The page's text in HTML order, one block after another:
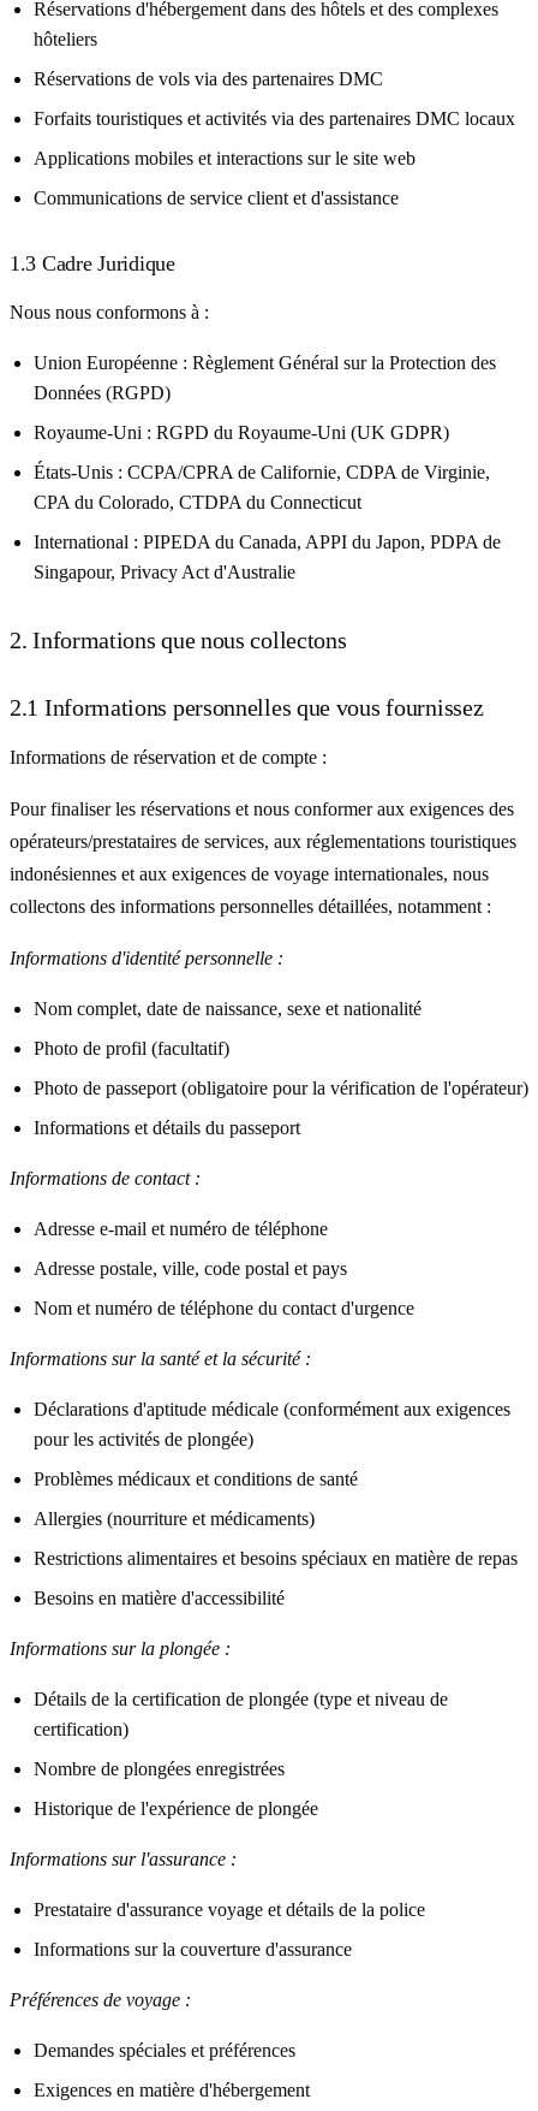
Réservations d'hébergement dans des hôtels et des complexes
hôteliers
Réservations de vols via des partenaires DMC
Forfaits touristiques et activités via des partenaires DMC locaux
Applications mobiles et interactions sur le site web
Communications de service client et d'assistance
1.3 Cadre Juridique
Nous nous conformons à :
Union Européenne : Règlement Général sur la Protection des
Données (RGPD)
Royaume-Uni : RGPD du Royaume-Uni (UK GDPR)
États-Unis : CCPA/CPRA de Californie, CDPA de Virginie,
CPA du Colorado, CTDPA du Connecticut
International : PIPEDA du Canada, APPI du Japon, PDPA de
Singapour, Privacy Act d'Australie
2. Informations que nous collectons
2.1 Informations personnelles que vous fournissez
Informations de réservation et de compte :
Pour finaliser les réservations et nous conformer aux exigences des
opérateurs/prestataires de services, aux réglementations touristiques
indonésiennes et aux exigences de voyage internationales, nous
collectons des informations personnelles détaillées, notamment :
Informations d'identité personnelle :
Nom complet, date de naissance, sexe et nationalité
Photo de profil (facultatif)
Photo de passeport (obligatoire pour la vérification de l'opérateur)
Informations et détails du passeport
Informations de contact :
Adresse e-mail et numéro de téléphone
Adresse postale, ville, code postal et pays
Nom et numéro de téléphone du contact d'urgence
Informations sur la santé et la sécurité :
Déclarations d'aptitude médicale (conformément aux exigences
pour les activités de plongée)
Problèmes médicaux et conditions de santé
Allergies (nourriture et médicaments)
Restrictions alimentaires et besoins spéciaux en matière de repas
Besoins en matière d'accessibilité
Informations sur la plongée :
Détails de la certification de plongée (type et niveau de
certification)
Nombre de plongées enregistrées
Historique de l'expérience de plongée
Informations sur l'assurance :
Prestataire d'assurance voyage et détails de la police
Informations sur la couverture d'assurance
Préférences de voyage :
Demandes spéciales et préférences
Exigences en matière d'hébergement